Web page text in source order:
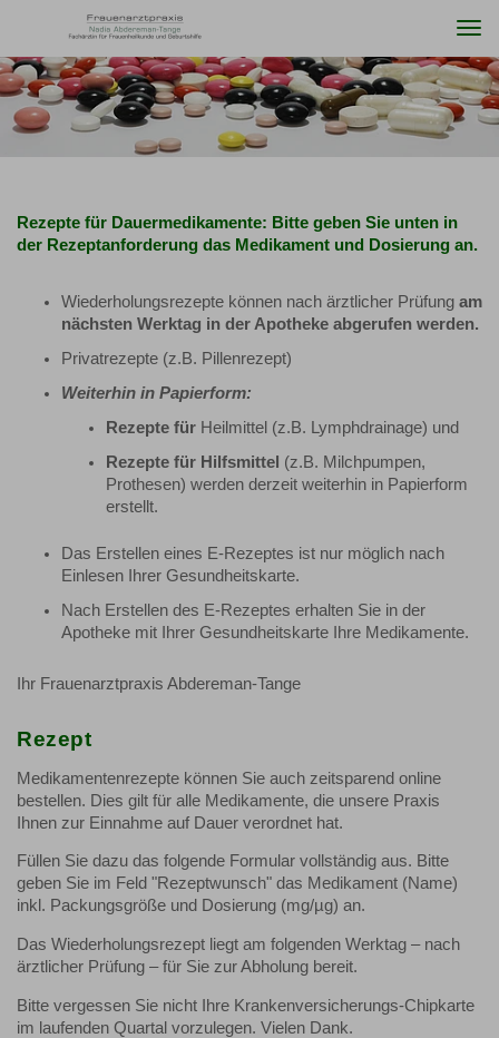
Rezepte für Dauermedikamente: Bitte geben Sie unten in
der Rezeptanforderung das Medikament und Dosierung an.
Wiederholungsrezepte können nach ärztlicher Prüfung am
nächsten Werktag in der Apotheke abgerufen werden.
Privatrezepte (z.B. Pillenrezept)
Weiterhin in Papierform:
Rezepte für Heilmittel (z.B. Lymphdrainage) und
Rezepte für Hilfsmittel (z.B. Milchpumpen,
Prothesen) werden derzeit weiterhin in Papierform
erstellt.
Das Erstellen eines E-Rezeptes ist nur möglich nach
Einlesen Ihrer Gesundheitskarte.
Nach Erstellen des E-Rezeptes erhalten Sie in der
Apotheke mit Ihrer Gesundheitskarte Ihre Medikamente.
Ihr Frauenarztpraxis Abdereman-Tange
Rezept
Medikamentenrezepte können Sie auch zeitsparend online
bestellen. Dies gilt für alle Medikamente, die unsere Praxis
Ihnen zur Einnahme auf Dauer verordnet hat.
Füllen Sie dazu das folgende Formular vollständig aus. Bitte
geben Sie im Feld "Rezeptwunsch" das Medikament (Name)
inkl. Packungsgröße und Dosierung (mg/µg) an.
Das Wiederholungsrezept liegt am folgenden Werktag – nach
ärztlicher Prüfung – für Sie zur Abholung bereit.
Bitte vergessen Sie nicht Ihre Krankenversicherungs-Chipkarte
im laufenden Quartal vorzulegen. Vielen Dank.